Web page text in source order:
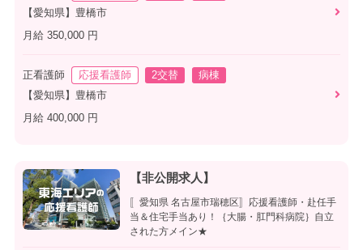
【愛知県】豊橋市
月給 350,000 円
正看護師 応援看護師 2交替
病棟
【愛知県】豊橋市
月給 400,000 円
【非公開求人】
〚愛知県 名古屋市瑞穂区〛応援看護師・赴任手
当＆住宅手当あり！｛大腸・肛門科病院｝自立
された方メイン★